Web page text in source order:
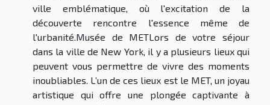
ville emblématique, où l'excitation de la
découverte rencontre l'essence même de
l'urbanité.Musée de METLors de votre séjour
dans la ville de New York, il y a plusieurs lieux qui
peuvent vous permettre de vivre des moments
inoubliables. L’un de ces lieux est le MET, un joyau
artistique qui offre une plongée captivante à